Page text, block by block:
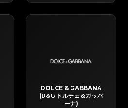
DOLCE & GABBANA
(D&G ドルチェ＆ガッバ
ーナ)